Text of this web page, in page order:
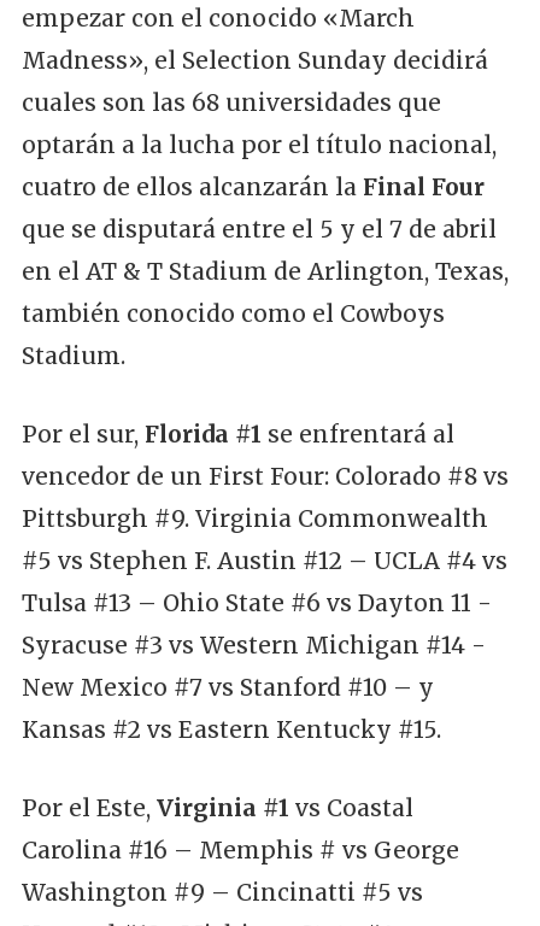
empezar con el conocido «March
Madness», el Selection Sunday decidirá
cuales son las 68 universidades que
optarán a la lucha por el título nacional,
cuatro de ellos alcanzarán la Final Four
que se disputará entre el 5 y el 7 de abril
en el AT & T Stadium de Arlington, Texas,
también conocido como el Cowboys
Stadium.
Por el sur, Florida #1 se enfrentará al
vencedor de un First Four: Colorado #8 vs
Pittsburgh #9. Virginia Commonwealth
#5 vs Stephen F. Austin #12 – UCLA #4 vs
Tulsa #13 – Ohio State #6 vs Dayton 11 -
Syracuse #3 vs Western Michigan #14 -
New Mexico #7 vs Stanford #10 – y
Kansas #2 vs Eastern Kentucky #15.
Por el Este, Virginia #1 vs Coastal
Carolina #16 – Memphis # vs George
Washington #9 – Cincinatti #5 vs